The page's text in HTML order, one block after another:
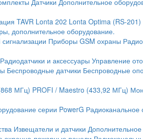
Датчики Дополнительное
TAVR Lonta 202 Lonta Optima (RS-201)
дополнительное оборудование.
Приборы GSM охраны
Радиодатчики и аксессуары Управление
Беспроводные датчики Беспроводные
МГц) PROFI / Maestro (433,92 МГц)
серии PowerG Радиоканальное
Извещатели и датчики